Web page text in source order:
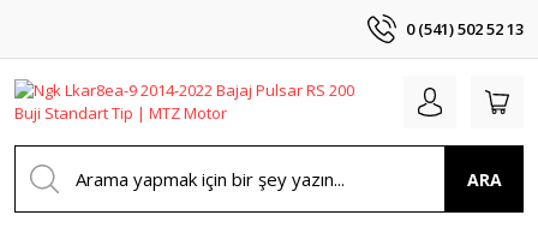
0 (541) 502 52 13
ARA